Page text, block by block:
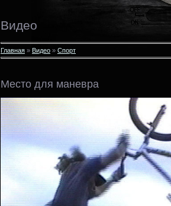
Видео
Главная » Видео » Спорт
Место для маневра